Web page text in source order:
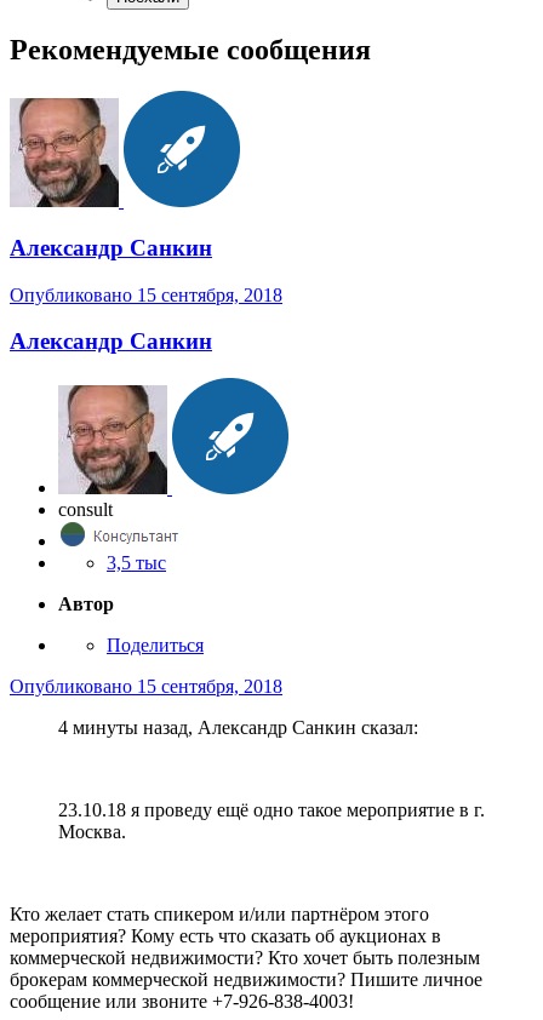
Рекомендуемые сообщения
Александр Санкин
Опубликовано 15 сентября, 2018
Александр Санкин
consult
3,5 тыс
Автор
Поделиться
Опубликовано 15 сентября, 2018
4 минуты назад, Александр Санкин сказал:
23.10.18 я проведу ещё одно такое мероприятие в г.
Москва.
Кто желает стать спикером и/или партнёром этого
мероприятия? Кому есть что сказать об аукционах в
коммерческой недвижимости? Кто хочет быть полезным
брокерам коммерческой недвижимости? Пишите личное
сообщение или звоните +7-926-838-4003!